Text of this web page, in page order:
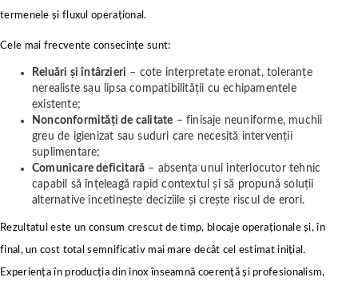
termenele și fluxul operațional.
Cele mai frecvente consecințe sunt:
Reluări și întârzieri – cote interpretate eronat, toleranțe
nerealiste sau lipsa compatibilității cu echipamentele
existente;
Nonconformități de calitate – finisaje neuniforme, muchii
greu de igienizat sau suduri care necesită intervenții
suplimentare;
Comunicare deficitară – absența unui interlocutor tehnic
capabil să înțeleagă rapid contextul și să propună soluții
alternative încetinește deciziile și crește riscul de erori.
Rezultatul este un consum crescut de timp, blocaje operaționale și, în
final, un cost total semnificativ mai mare decât cel estimat inițial.
Experiența în producția din inox înseamnă coerență și profesionalism,